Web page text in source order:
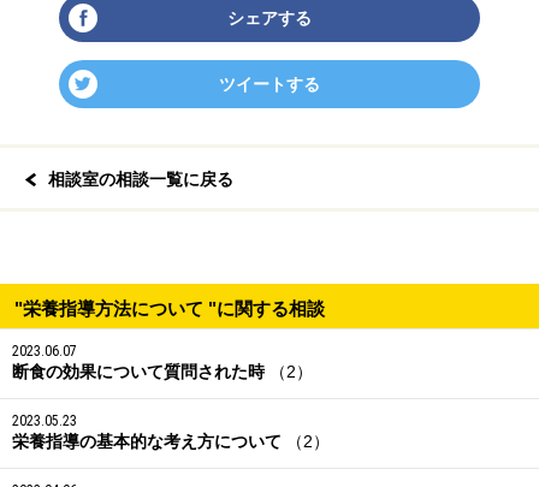
シェアする
ツイートする
相談室の相談一覧に戻る
"栄養指導方法について "に関する相談
2023.06.07
断食の効果について質問された時 （2）
2023.05.23
栄養指導の基本的な考え方について （2）